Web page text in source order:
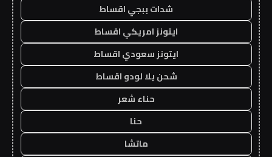
شدات ببجي اقساط
ايتونز امريكي اقساط
ايتونز سعودي اقساط
شحن يلا لودو اقساط
حناء شعر
حنا
ماتشا